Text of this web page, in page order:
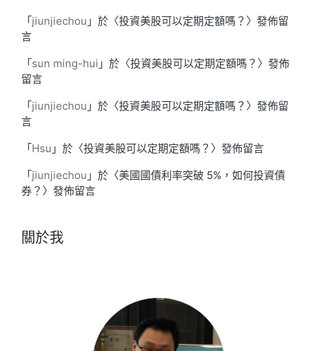
「jiunjiechou 」於〈投資美股可以定期定額嗎？ 〉發佈留
言
「sun ming-hui 」於〈投資美股可以定期定額嗎？ 〉發佈
留言
「jiunjiechou 」於〈投資美股可以定期定額嗎？ 〉發佈留
言
「Hsu 」於〈投資美股可以定期定額嗎？ 〉發佈留言
「jiunjiechou 」於〈美國國債利率突破 5%，如何投資債
券？ 〉發佈留言
關於我